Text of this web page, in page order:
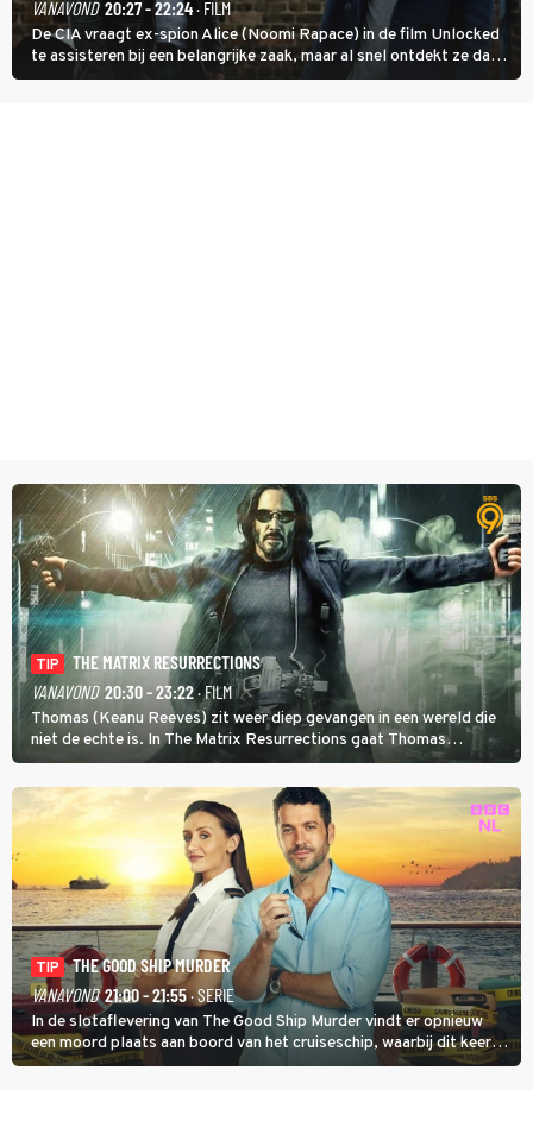
VANAVOND 20:27 - 22:24· FILM
De CIA vraagt ex-spion Alice (Noomi Rapace) in de film Unlocked
te assisteren bij een belangrijke zaak, maar al snel ontdekt ze dat
degene die haar aanstelde kwade bedoelingen heeft.
TIP
THE MATRIX RESURRECTIONS
VANAVOND 20:30 - 23:22· FILM
Thomas (Keanu Reeves) zit weer diep gevangen in een wereld die
niet de echte is. In The Matrix Resurrections gaat Thomas
proberen uit deze schijnwereld te ontsnappen.
TIP
THE GOOD SHIP MURDER
VANAVOND 21:00 - 21:55· SERIE
In de slotaflevering van The Good Ship Murder vindt er opnieuw
een moord plaats aan boord van het cruiseschip, waarbij dit keer
een bemanningslid het slachtoffer is en kapitein Marlowe de dader